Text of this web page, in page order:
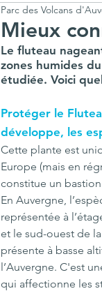
Mieux
Parc des Volcans
Le fluteau
zones humides
étudiée. Voici
Protéger le
développe, les
Cette plante est
Europe (mais en
constitue un
En Auvergne,
représentée à
et le sud-ouest de
présente à basse
l’Auvergne. C'est
qui affectionne les